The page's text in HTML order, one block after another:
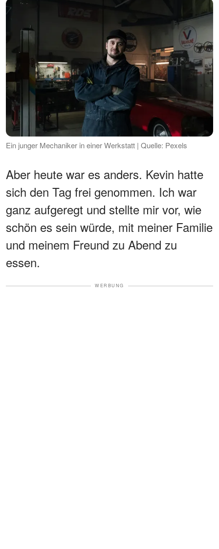
Ein junger Mechaniker in einer Werkstatt | Quelle: Pexels
Aber heute war es anders. Kevin hatte
sich den Tag frei genommen. Ich war
ganz aufgeregt und stellte mir vor, wie
schön es sein würde, mit meiner Familie
und meinem Freund zu Abend zu
essen.
WERBUNG